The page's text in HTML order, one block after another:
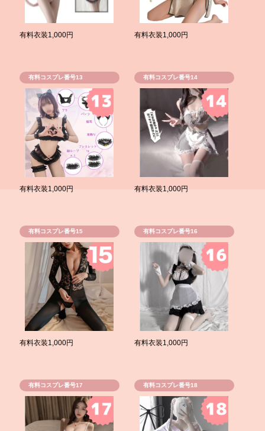
有料衣装1,000円 有料衣装1,000円
有料コスプレ番号13
有料衣装1,000円
有料コスプレ番号14
有料衣装1,000円
有料コスプレ番号15
有料衣装1,000円
有料コスプレ番号16
有料衣装1,000円
有料コスプレ番号17 有料コスプレ番号18